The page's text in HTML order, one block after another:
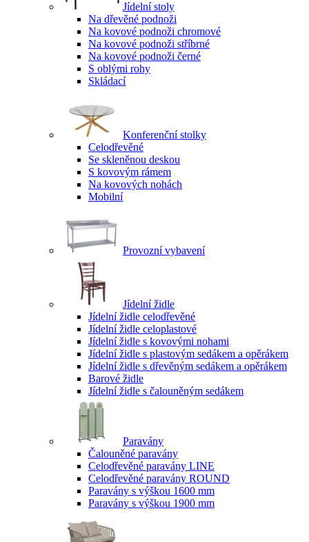
Jídelní stoly
Na dřevěné podnoži
Na kovové podnoži chromové
Na kovové podnoži stříbrné
Na kovové podnoži černé
S oblými rohy
Skládací
Konferenční stolky
Celodřevěné
Se skleněnou deskou
S kovovým rámem
Na kovových nohách
Mobilní
Provozní vybavení
Jídelní židle
Jídelní židle celodřevěné
Jídelní židle celoplastové
Jídelní židle s kovovými nohami
Jídelní židle s plastovým sedákem a opěrákem
Jídelní židle s dřevěným sedákem a opěrákem
Barové židle
Jídelní židle s čalouněným sedákem
Paravány
Čalouněné paravány
Celodřevěné paravány LINE
Celodřevěné paravány ROUND
Paravány s výškou 1600 mm
Paravány s výškou 1900 mm